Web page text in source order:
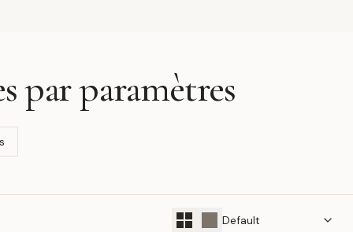
par paramètres